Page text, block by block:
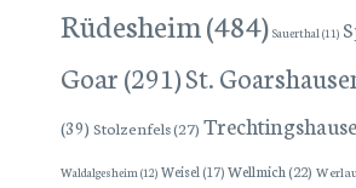
Rüdesheim(484) Sauerthal(11)
Goar(291)St.
(39) Stolzenfels(27)
Waldalgesheim(12) Weisel(17)Wellmich (22)